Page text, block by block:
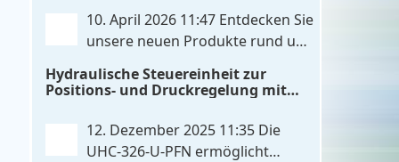
IO‑Link‑Kommunikation direkt mit
integrierten Leistungsendstufen vereint
nicht gibt. Die Anbindung an die
Maschinensteuerung. . .
10. April 2026 11:47 Entdecken Sie
unsere neuen Produkte rund um
Diese Entwicklungen machen Ihre
und zukunftssicherer. POS-324-U-PFN
Zwei-Achs-Positionier- und
Hydraulische Steuereinheit zur
Positions- und Druckregelung mit
12. Dezember 2025 11:35 Die
UHC-326-U-PFN ermöglicht